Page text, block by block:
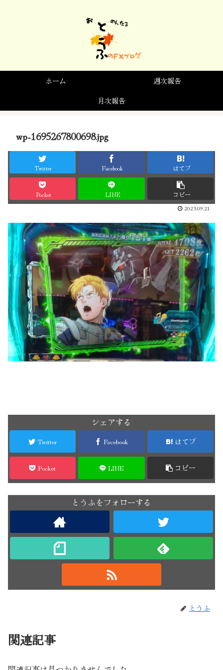
ホーム
週次報告
月次報告
wp-1695267800698.jpg
Twitter Facebook はてブ
Pocket LINE コピー
2023.09.21
シェアする
Twitter Facebook はてブ
Pocket LINE コピー
とうふをフォローする
とうふ
関連記事